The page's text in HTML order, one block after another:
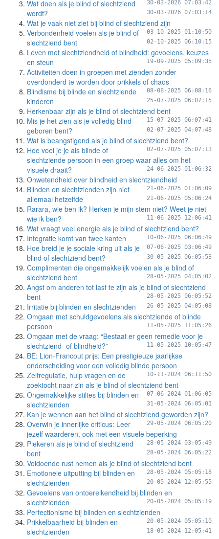
30-03-2026 07:03:42
Wat doen als je blind of slechtziend
wordt?
30-03-2026 07:03:14
Wat je vaak niet ziet bij blind of slechtziend zijn
03-10-2025 01:10:50
Verbondenheid voelen als je blind of
slechtziend bent
02-10-2025 06:10:15
Leven met slechtziendheid of blindheid: gevoelens, keuzes
en steun
19-09-2025 05:09:35
Activiteiten doen in groepen met zienden zonder
overdonderd te worden door prikkels of chaos
08-08-2025 06:08:16
Blindisme bij blinde en slechtziende
kinderen
25-07-2025 06:07:15
Herkenbaar zijn als je blind of slechtziend bent
15-07-2025 06:07:41
Mis je het zien als je volledig blind
geboren bent?
02-07-2025 04:07:48
Wat is beangstigend als je blind of slechtziend bent?
02-07-2025 05:07:13
Hoe voel je je als blinde of
slechtziende persoon in een groep waar alles om het
visuele draait?
24-06-2025 01:06:32
Onwetendheid over blindheid en slechtziendheid
21-06-2025 01:06:09
Blinden en slechtzienden zijn niet
allemaal hetzelfde
21-06-2025 05:06:24
Rarara, wie ben ik? Herken je mijn stem niet? Weet je niet
wie ik ben?
11-06-2025 12:06:41
Wat vraagt veel energie als je blind of slechtziend bent?
10-06-2025 06:06:49
Integratie komt van twee kanten
07-06-2025 03:06:49
Hoe breid je je sociale kring uit als je
blind of slechtziend bent?
30-05-2025 06:05:53
Complimenten die ongemakkelijk voelen als je blind of
slechtziend bent
28-05-2025 04:05:02
Angst om anderen tot last te zijn als je blind of slechtziend
bent
28-05-2025 06:05:52
Irritatie bij blinden en slechtzienden 26-05-2025 04:05:08
Omgaan met schuldgevoelens als slechtziende of blinde
persoon
11-05-2025 11:05:26
Omgaan met de vraag: “Bestaat er geen remedie voor je
slechtziend- of blindheid?”
11-05-2025 10:05:47
BE: Lion-Francout prijs: Een prestigieuze jaarlijkse
onderscheiding voor een volledig blinde persoon
10-11-2024 06:11:50
Zelfregulatie, hulp vragen en de
zoektocht naar zin als je blind of slechtziend bent
07-06-2024 01:06:05
Ongemakkelijke stiltes bij blinden en
slechtzienden
31-05-2024 06:05:01
Kan je wennen aan het blind of slechtziend geworden zijn?
29-05-2024 06:05:20
Overwin je innerlijke criticus: Leer
jezelf waarderen, ook met een visuele beperking
28-05-2024 03:05:49
Piekeren als je blind of slechtziend
bent
28-05-2024 06:05:22
Voldoende rust nemen als je blind of slechtziend bent
28-05-2024 05:05:18
Emotionele uitputting bij blinden en
slechtzienden
20-05-2024 12:05:55
Gevoelens van ontoereikendheid bij blinden en
slechtzienden
20-05-2024 05:05:19
Perfectionisme bij blinden en slechtzienden
20-05-2024 05:05:10
Prikkelbaarheid bij blinden en
slechtzienden
18-05-2024 12:05:41